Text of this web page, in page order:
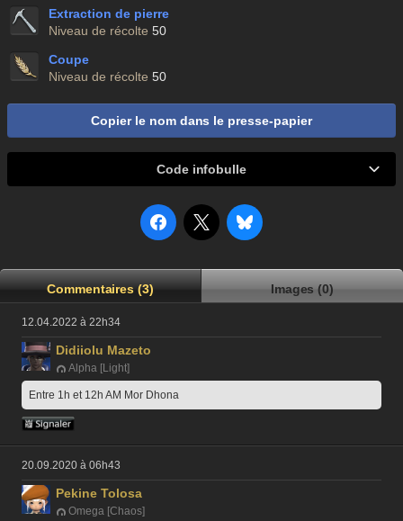
Extraction de pierre
Niveau de récolte 50
Coupe
Niveau de récolte 50
Copier le nom dans le presse-papier
Code infobulle
Commentaires (3) Images (0)
12.04.2022 à 22h34
Didiiolu Mazeto
Alpha [Light]
Entre 1h et 12h AM Mor Dhona
20.09.2020 à 06h43
Pekine Tolosa
Omega [Chaos]